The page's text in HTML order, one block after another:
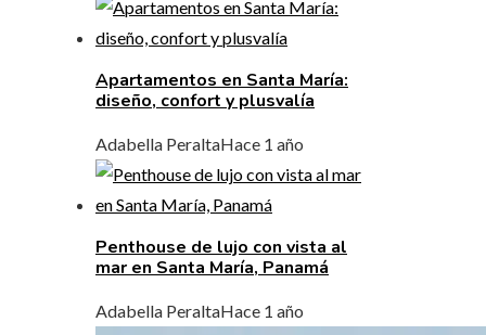
Apartamentos en Santa María:
diseño, confort y plusvalía
Adabella PeraltaHace 1 año
Penthouse de lujo con vista al
mar en Santa María, Panamá
Adabella PeraltaHace 1 año